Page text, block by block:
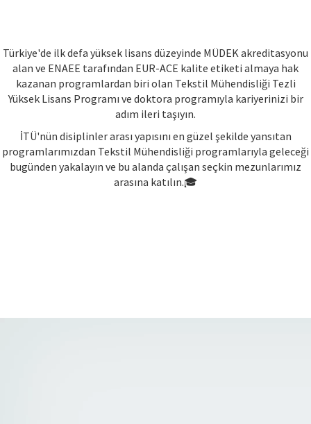
Türkiye'de ilk defa yüksek lisans düzeyinde MÜDEK akreditasyonu
alan ve ENAEE tarafından EUR-ACE kalite etiketi almaya hak
kazanan programlardan biri olan Tekstil Mühendisliği Tezli
Yüksek Lisans Programı ve doktora programıyla kariyerinizi bir
adım ileri taşıyın.
İTÜ'nün disiplinler arası yapısını en güzel şekilde yansıtan
programlarımızdan Tekstil Mühendisliği programlarıyla geleceği
bugünden yakalayın ve bu alanda çalışan seçkin mezunlarımız
arasına katılın.🎓